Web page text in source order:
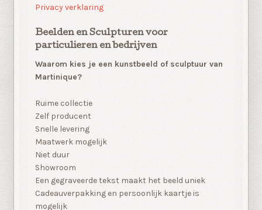
Privacy verklaring
Beelden en Sculpturen voor
particulieren en bedrijven
Waarom kies je een kunstbeeld of sculptuur van
Martinique?
Ruime collectie
Zelf producent
Snelle levering
Maatwerk mogelijk
Niet duur
Showroom
Een gegraveerde tekst maakt het beeld uniek
Cadeauverpakking en persoonlijk kaartje is
mogelijk